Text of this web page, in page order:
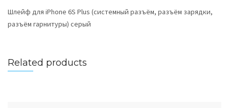
Шлейф для iPhone 6S Plus (системный разъём, разъём зарядки,
разъём гарнитуры) серый
Related products